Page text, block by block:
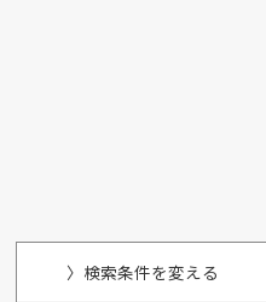
〉検索条件を変える